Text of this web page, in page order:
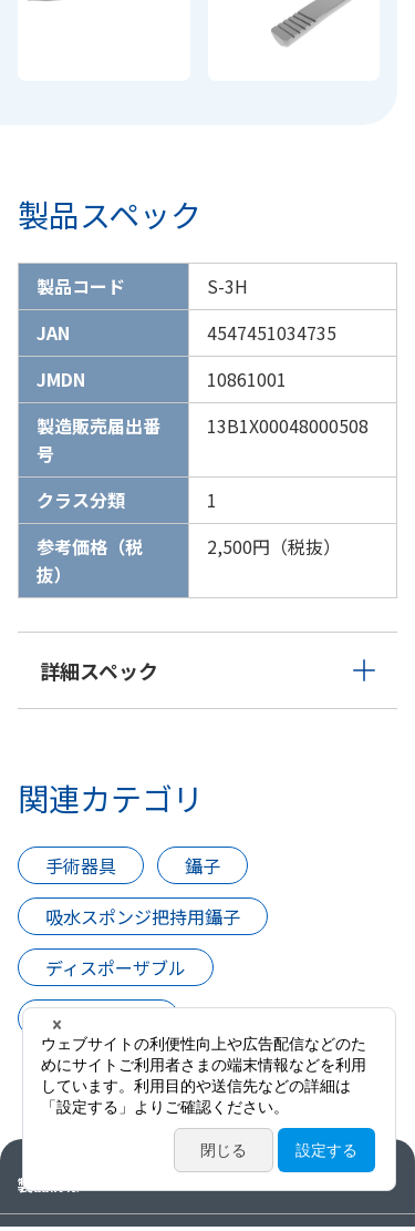
製品スペック
製品コード
S-3H
JAN
4547451034735
JMDN
10861001
製造販売届出番
号
13B1X00048000508
クラス分類
1
参考価格（税
抜）
2,500円（税抜）
詳細スペック
関連カテゴリ
手術器具
鑷子
吸水スポンジ把持用鑷子
ディスポーザブル
吸水スポンジ
製品情報